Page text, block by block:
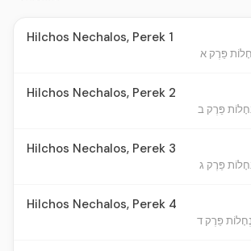
Hilchos Nechalos, Perek 1
Hilchos Nechalos, Perek 2
Hilchos Nechalos, Perek 3
Hilchos Nechalos, Perek 4